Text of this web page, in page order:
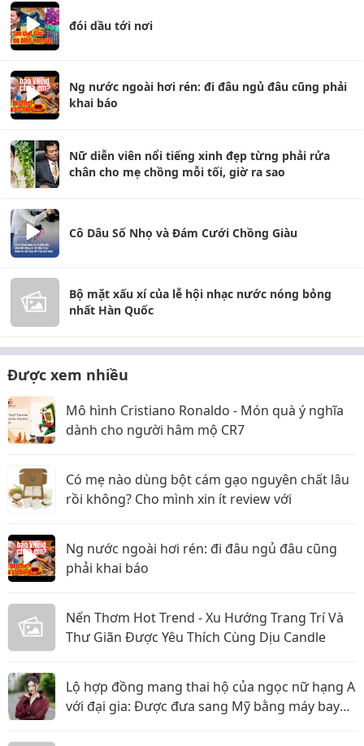
đói dầu tới nơi
Ng nước ngoài hơi rén: đi đâu ngủ đâu cũng phải
khai báo
Nữ diễn viên nổi tiếng xinh đẹp từng phải rửa
chân cho mẹ chồng mỗi tối, giờ ra sao
Cô Dâu Số Nhọ và Đám Cưới Chồng Giàu
Bộ mặt xấu xí của lễ hội nhạc nước nóng bỏng
nhất Hàn Quốc
Được xem nhiều
Mô hình Cristiano Ronaldo - Món quà ý nghĩa
dành cho người hâm mộ CR7
Có mẹ nào dùng bột cám gạo nguyên chất lâu
rồi không? Cho mình xin ít review với
Ng nước ngoài hơi rén: đi đâu ngủ đâu cũng
phải khai báo
Nến Thơm Hot Trend - Xu Hướng Trang Trí Và
Thư Giãn Được Yêu Thích Cùng Dịu Candle
Lộ hợp đồng mang thai hộ của ngọc nữ hạng A
với đại gia: Được đưa sang Mỹ bằng máy bay